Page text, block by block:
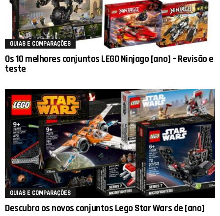
GUIAS E COMPARAÇÕES
Os 10 melhores conjuntos LEGO Ninjago [ano] – Revisão e
teste
GUIAS E COMPARAÇÕES
Descubra os novos conjuntos Lego Star Wars de [ano]